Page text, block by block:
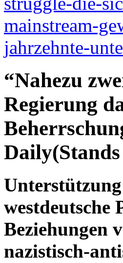
mainstream-
jahrzehnte-
“Nahezu
Regierung
Beziehungen
nazistisch-